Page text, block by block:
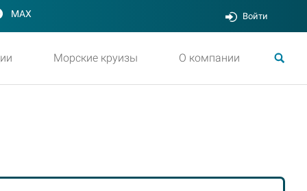
MAX Войти
Морские круизы О компании